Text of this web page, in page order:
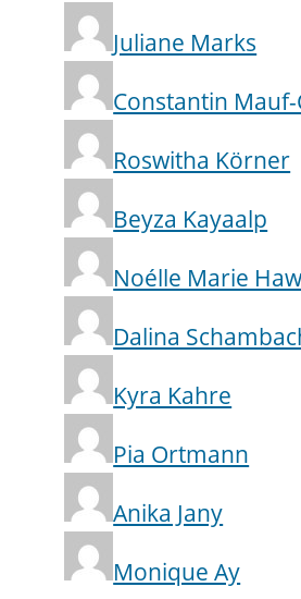
Juliane Marks
Constantin Mauf-
Roswitha Körner
Beyza Kayaalp
Noélle Marie
Dalina
Kyra Kahre
Pia Ortmann
Anika Jany
Monique Ay